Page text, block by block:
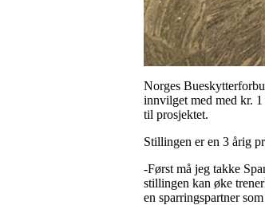
Norges
innvilget med med kr. 1
til prosjektet.
Stillingen er en 3 årig
-Først må jeg takke
stillingen kan øke
en sparringspartner